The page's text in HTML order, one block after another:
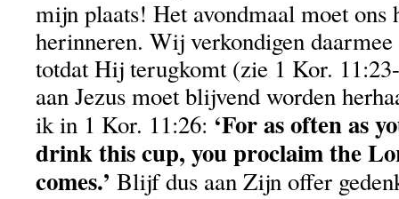
mijn plaats! Het avondmaal moet ons
herinneren. Wij verkondigen
totdat Hij terugkomt (zie 1 Kor.
aan Jezus moet blijvend worden
ik in 1 Kor. 11:26: ‘For as often as
drink this cup, you proclaim the
comes.’ Blijf dus aan Zijn offer